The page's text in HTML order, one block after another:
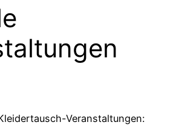
Veranstaltungen: